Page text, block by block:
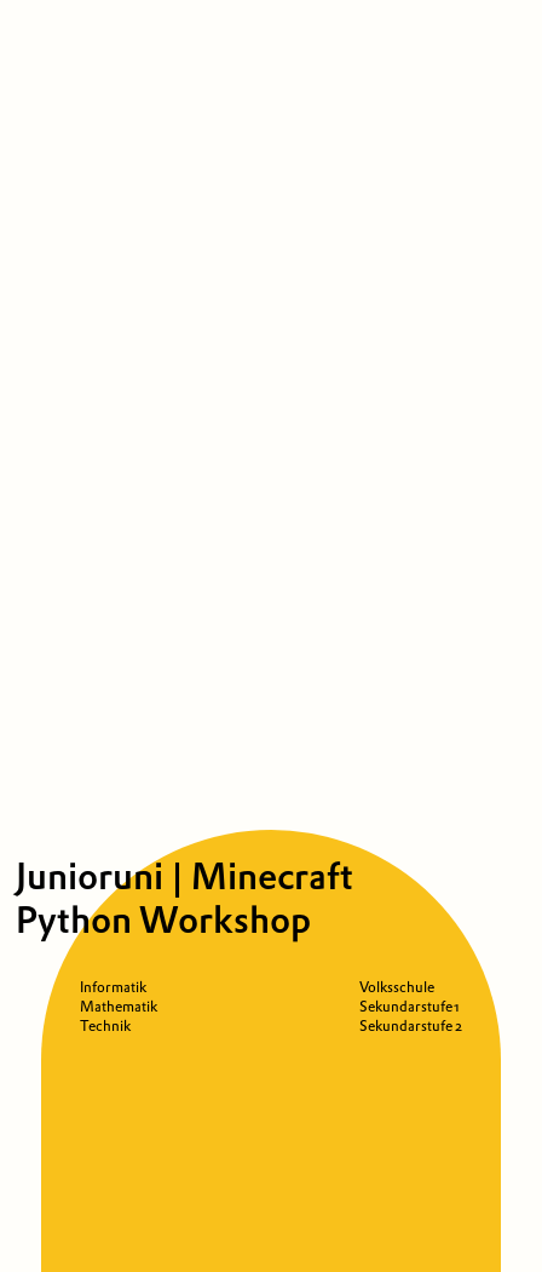
Junioruni | Minecraft
Python Workshop
Informatik
Mathematik
Technik
Volksschule
Sekundarstufe 1
Sekundarstufe 2